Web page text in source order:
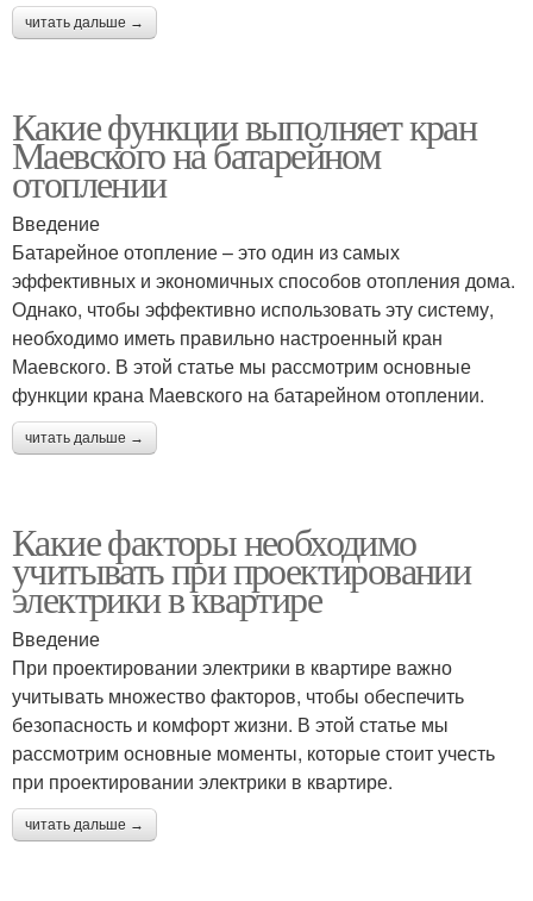
читать дальше →
Какие функции выполняет кран
Маевского на батарейном
отоплении
Введение
Батарейное отопление – это один из самых
эффективных и экономичных способов отопления дома.
Однако, чтобы эффективно использовать эту систему,
необходимо иметь правильно настроенный кран
Маевского. В этой статье мы рассмотрим основные
функции крана Маевского на батарейном отоплении.
читать дальше →
Какие факторы необходимо
учитывать при проектировании
электрики в квартире
Введение
При проектировании электрики в квартире важно
учитывать множество факторов, чтобы обеспечить
безопасность и комфорт жизни. В этой статье мы
рассмотрим основные моменты, которые стоит учесть
при проектировании электрики в квартире.
читать дальше →